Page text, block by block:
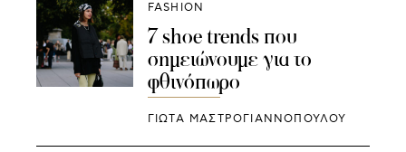
FASHION
7 shoe trends που
σημειώνουμε για το
φθινόπωρο
ΓΙΩΤΑ ΜΑΣΤΡΟΓΙΑΝΝΟΠΟΥΛΟΥ